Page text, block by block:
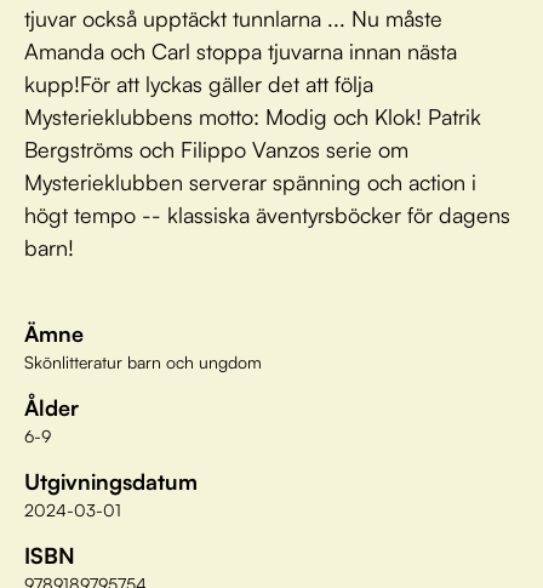
tjuvar också upptäckt tunnlarna ... Nu måste
Amanda och Carl stoppa tjuvarna innan nästa
kupp!För att lyckas gäller det att följa
Mysterieklubbens motto: Modig och Klok! Patrik
Bergströms och Filippo Vanzos serie om
Mysterieklubben serverar spänning och action i
högt tempo -- klassiska äventyrsböcker för dagens
barn!
Ämne
Skönlitteratur barn och ungdom
Ålder
6-9
Utgivningsdatum
2024-03-01
ISBN
9789189795754